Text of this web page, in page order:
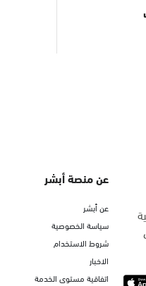
عن منصة أبشر
عن أبشر
سياسة الخصوصية
شروط الاستخدام
الاخبار
اتفاقية مستوى الخدمة